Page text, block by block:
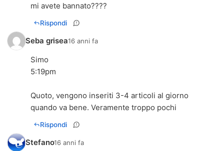
mi avete bannato????
Rispondi
Seba grisea16 anni fa
Simo
5:19pm
Quoto, vengono inseriti 3-4 articoli al giorno
quando va bene. Veramente troppo pochi
Rispondi
Stefano16 anni fa